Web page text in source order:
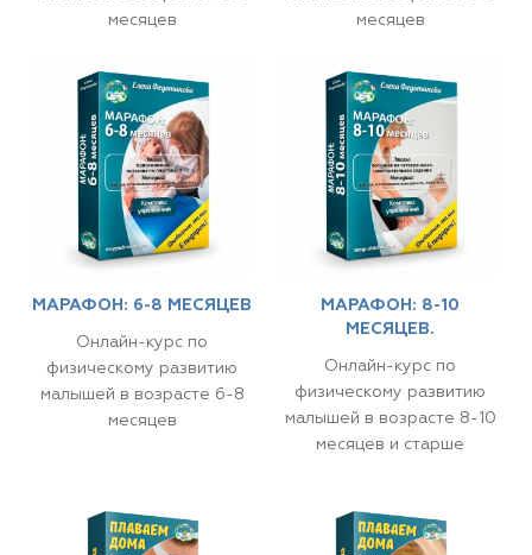
месяцев
месяцев
МАРАФОН: 6-8 МЕСЯЦЕВ
Онлайн-курс по
физическому развитию
малышей в возрасте 6-8
месяцев
МАРАФОН: 8-10
МЕСЯЦЕВ.
Онлайн-курс по
физическому развитию
малышей в возрасте 8-10
месяцев и старше